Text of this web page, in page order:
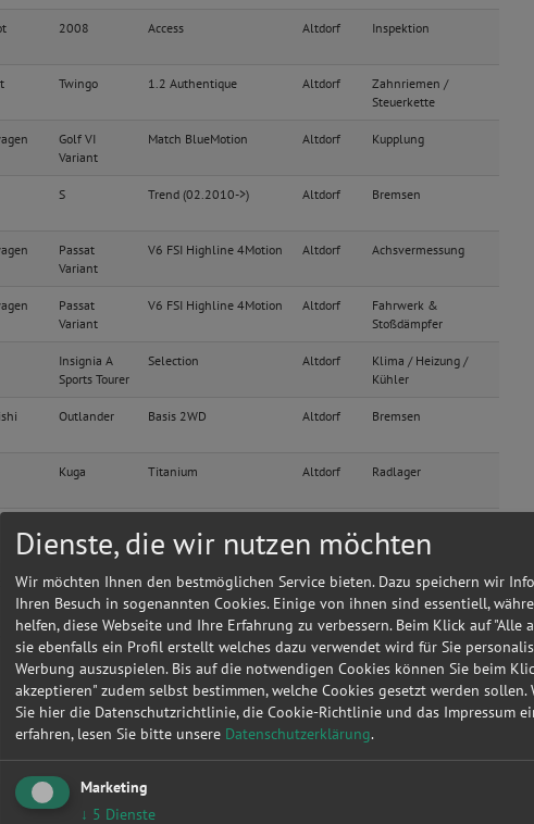
2008 Access Altdorf Inspektion
Twingo 1.2 Authentique Altdorf
Zahnriemen /
Steuerkette
Golf VI
Variant
Match BlueMotion Altdorf Kupplung
S Trend (02.2010->) Altdorf Bremsen
Passat
Variant
V6 FSI Highline 4Motion Altdorf Achsvermessung
Passat
Variant
V6 FSI Highline 4Motion Altdorf
Fahrwerk &
Stoßdämpfer
Insignia A
Sports Tourer
Selection Altdorf
Klima / Heizung /
Kühler
Outlander Basis 2WD Altdorf Bremsen
Kuga Titanium Altdorf Radlager
Stoßdämpfer
206
Cabriolet
CC Platinum Altdorf
Zahnriemen /
Steuerkette
günstige Werkstatt? Anfrage jetzt stellen
Fiesta Lim Ghia Altdorf Kupplung
Grande
1.3 16V Multijet
Altdorf
Kuga
Dienste, die wir nutzen möchten
Wir möchten Ihnen den bestmöglichen Service bieten. Dazu speichern wir
Ihren Besuch in sogenannten Cookies. Einige von ihnen sind essentiell,
helfen, diese Webseite und Ihre Erfahrung zu verbessern. Beim Klick auf "Alle
sie ebenfalls ein Profil erstellt welches dazu verwendet wird für Sie
Werbung auszuspielen. Bis auf die notwendigen Cookies können Sie beim
akzeptieren" zudem selbst bestimmen, welche Cookies gesetzt werden
Sie hier die Datenschutzrichtlinie, die Cookie-Richtlinie und das Impressum
erfahren, lesen Sie bitte unsere Datenschutzerklärung.
Marketing
↓ 5 Dienste